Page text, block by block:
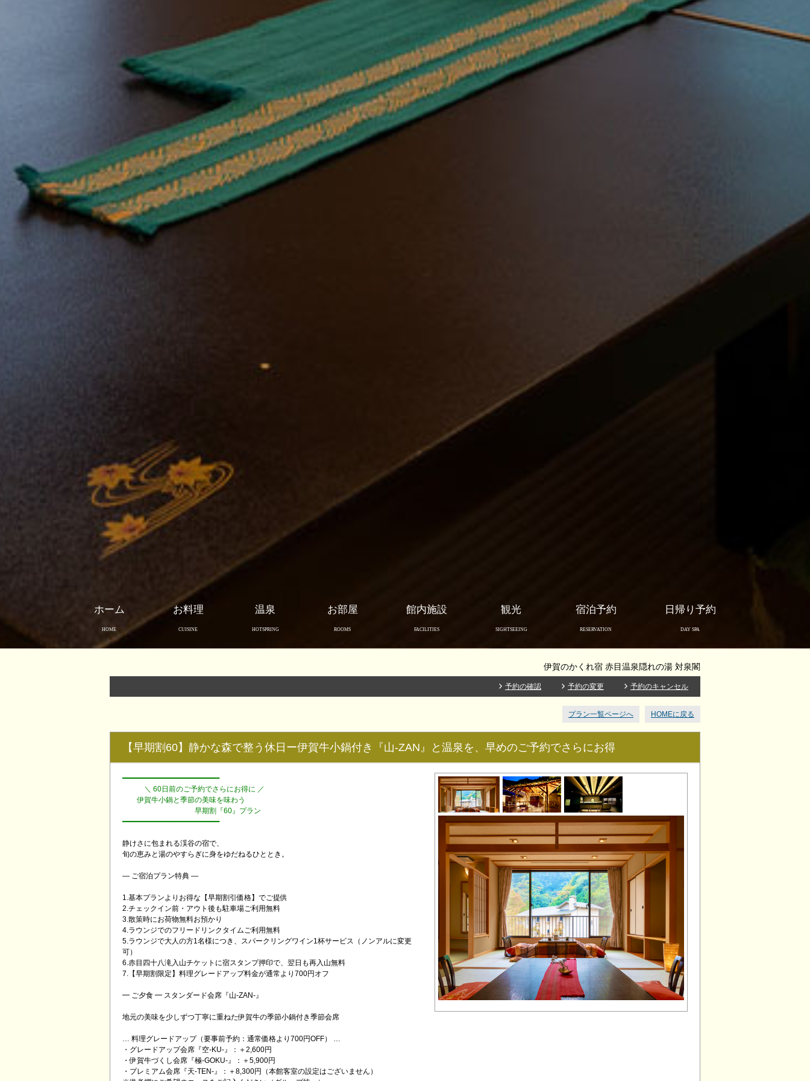
ホーム
HOME
お料理
CUISINE
温泉
HOTSPRING
お部屋
ROOMS
館内施設
FACILITIES
観光
SIGHTSEEING
宿泊予約
RESERVATION
日帰り予約
DAY SPA
伊賀のかくれ宿 赤目温泉隠れの湯 対泉閣
予約の確認 予約の変更 予約のキャンセル
プラン一覧ページへ HOMEに戻る
【早期割60】静かな森で整う休日ー伊賀牛小鍋付き『山-ZAN』と温泉を、早めのご予約でさらにお得
━━━━━━━━━━━━━━━━━━━━━━━
＼ 60日前のご予約でさらにお得に ／
伊賀牛小鍋と季節の美味を味わう
早期割『60』プラン
━━━━━━━━━━━━━━━━━━━━━━━
静けさに包まれる渓谷の宿で、
旬の恵みと湯のやすらぎに身をゆだねるひととき。
― ご宿泊プラン特典 ―
1.基本プランよりお得な【早期割引価格】でご提供
2.チェックイン前・アウト後も駐車場ご利用無料
3.散策時にお荷物無料お預かり
4.ラウンジでのフリードリンクタイムご利用無料
5.ラウンジで大人の方1名様につき、スパークリングワイン1杯サービス（ノンアルに変更
可）
6.赤目四十八滝入山チケットに宿スタンプ押印で、翌日も再入山無料
7.【早期割限定】料理グレードアップ料金が通常より700円オフ
━ ご夕食 ━ スタンダード会席『山-ZAN-』
地元の美味を少しずつ丁寧に重ねた伊賀牛の季節小鍋付き季節会席
… 料理グレードアップ（要事前予約：通常価格より700円OFF） …
・グレードアップ会席『空-KU-』：＋2,600円
・伊賀牛づくし会席『極-GOKU-』：＋5,900円
・プレミアム会席『天-TEN-』：＋8,300円（本館客室の設定はございません）